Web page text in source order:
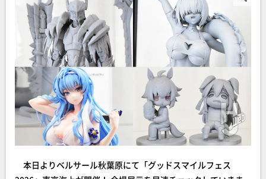
本日よりベルサール秋葉原にて「グッドスマイルフェス